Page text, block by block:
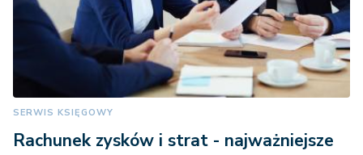
SERWIS KSIĘGOWY
Rachunek zysków i strat - najważniejsze